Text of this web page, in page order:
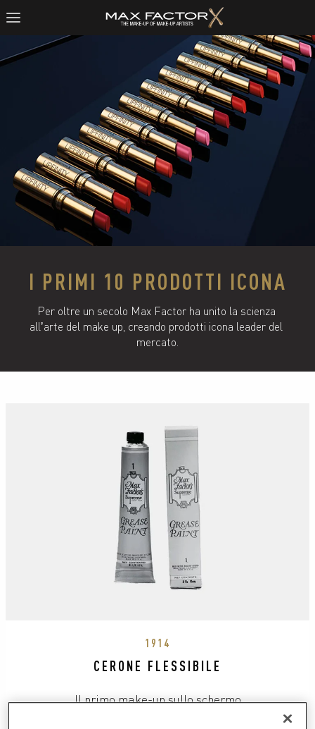
I PRIMI 10 PRODOTTI ICONA
Per oltre un secolo Max Factor ha unito la scienza
allʼarte del make up, creando prodotti icona leader del
mercato.
1914
CERONE FLESSIBILE
Il primo make-up sullo schermo